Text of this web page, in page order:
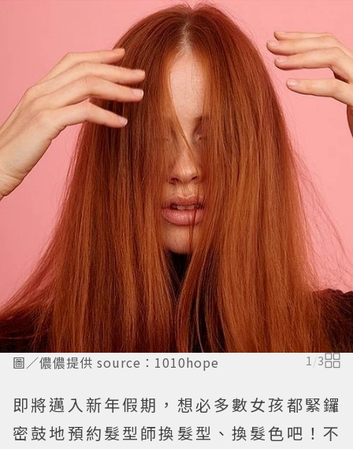
圖／儂儂提供 source：1010hope 1/3
即將邁入新年假期，想必多數女孩都緊鑼
密鼓地預約髮型師換髮型、換髮色吧！不